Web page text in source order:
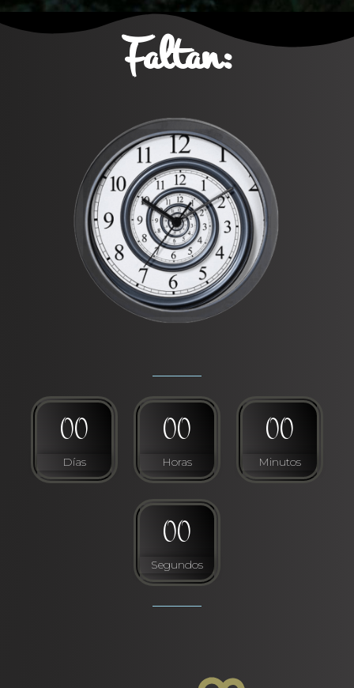
Faltan:
00
Días
00
Horas
00
Minutos
00
Segundos